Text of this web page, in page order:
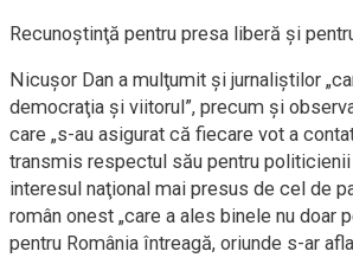
Recunoştinţă pentru presa liberă şi
Nicuşor Dan a mulţumit şi jurnaliştilor
democraţia şi viitorul”, precum şi
care „s-au asigurat că fiecare vot a
transmis respectul său pentru politicienii
interesul naţional mai presus de cel de
român onest „care a ales binele nu doar
pentru România întreagă, oriunde s-ar